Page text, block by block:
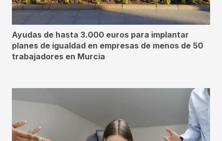
Ayudas de hasta 3.000 euros para implantar
planes de igualdad en empresas de menos de 50
trabajadores en Murcia